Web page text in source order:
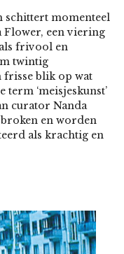
schittert momenteel
Flower, een viering
frivool en
twintig
frisse blik op wat
‘meisjeskunst’
curator Nanda
en worden
als krachtig en